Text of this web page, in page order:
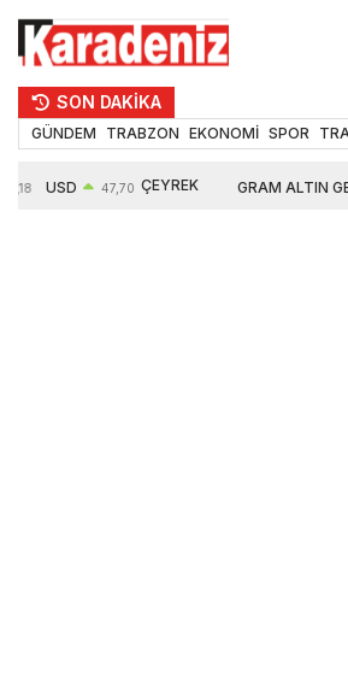
SON DAKİKA
GÜNDEM TRABZON EKONOMİ SPOR
USD 47,70 ÇEYREK GRAM ALTIN